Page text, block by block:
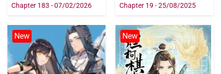
Chapter 38 19/08/2025
Chapter 37 19/08/2025
Chapter 36 19/08/2025
Chapter 183 - 07/02/2026
Bạch Nguyệt Quang
Chapter 19 - 25/08/2025
New New